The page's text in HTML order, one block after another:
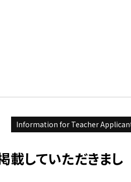
Information for Teacher
載していただきまし